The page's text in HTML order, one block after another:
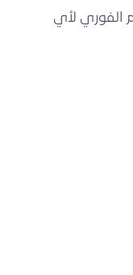
الفوري لأي